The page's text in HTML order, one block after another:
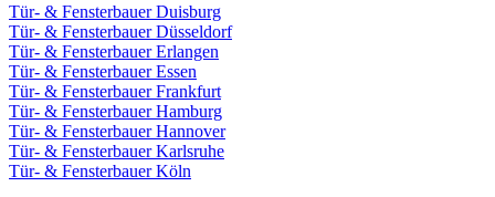
Tür- & Fensterbauer Duisburg
Tür- & Fensterbauer Düsseldorf
Tür- & Fensterbauer Erlangen
Tür- & Fensterbauer Essen
Tür- & Fensterbauer Frankfurt
Tür- & Fensterbauer Hamburg
Tür- & Fensterbauer Hannover
Tür- & Fensterbauer Karlsruhe
Tür- & Fensterbauer Köln